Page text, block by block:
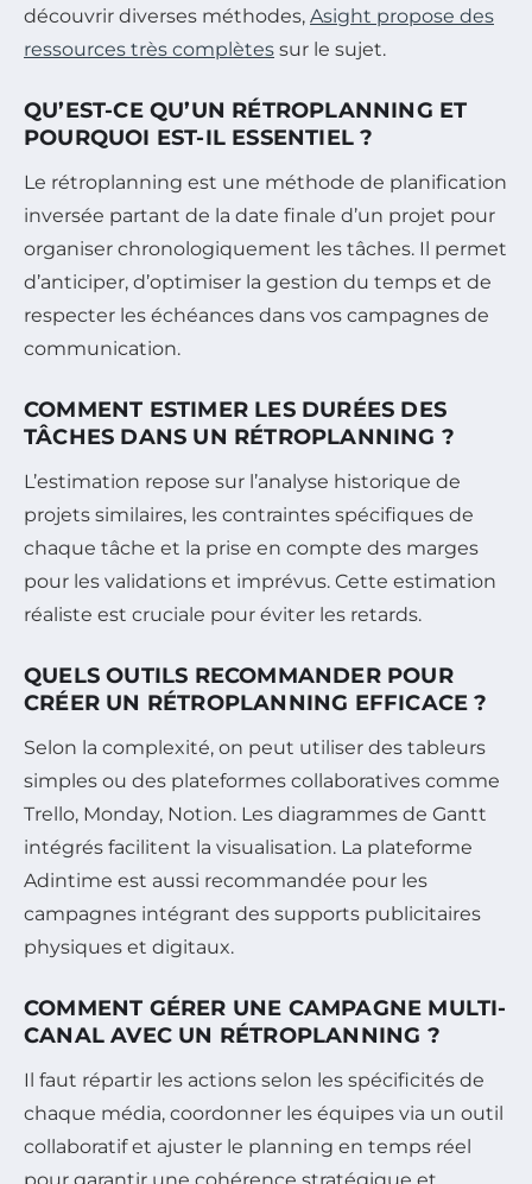
découvrir diverses méthodes, Asight propose des
ressources très complètes sur le sujet.
QU’EST-CE QU’UN RÉTROPLANNING ET
POURQUOI EST-IL ESSENTIEL ?
Le rétroplanning est une méthode de planification
inversée partant de la date finale d’un projet pour
organiser chronologiquement les tâches. Il permet
d’anticiper, d’optimiser la gestion du temps et de
respecter les échéances dans vos campagnes de
communication.
COMMENT ESTIMER LES DURÉES DES
TÂCHES DANS UN RÉTROPLANNING ?
L’estimation repose sur l’analyse historique de
projets similaires, les contraintes spécifiques de
chaque tâche et la prise en compte des marges
pour les validations et imprévus. Cette estimation
réaliste est cruciale pour éviter les retards.
QUELS OUTILS RECOMMANDER POUR
CRÉER UN RÉTROPLANNING EFFICACE ?
Selon la complexité, on peut utiliser des tableurs
simples ou des plateformes collaboratives comme
Trello, Monday, Notion. Les diagrammes de Gantt
intégrés facilitent la visualisation. La plateforme
Adintime est aussi recommandée pour les
campagnes intégrant des supports publicitaires
physiques et digitaux.
COMMENT GÉRER UNE CAMPAGNE MULTI-
CANAL AVEC UN RÉTROPLANNING ?
Il faut répartir les actions selon les spécificités de
chaque média, coordonner les équipes via un outil
collaboratif et ajuster le planning en temps réel